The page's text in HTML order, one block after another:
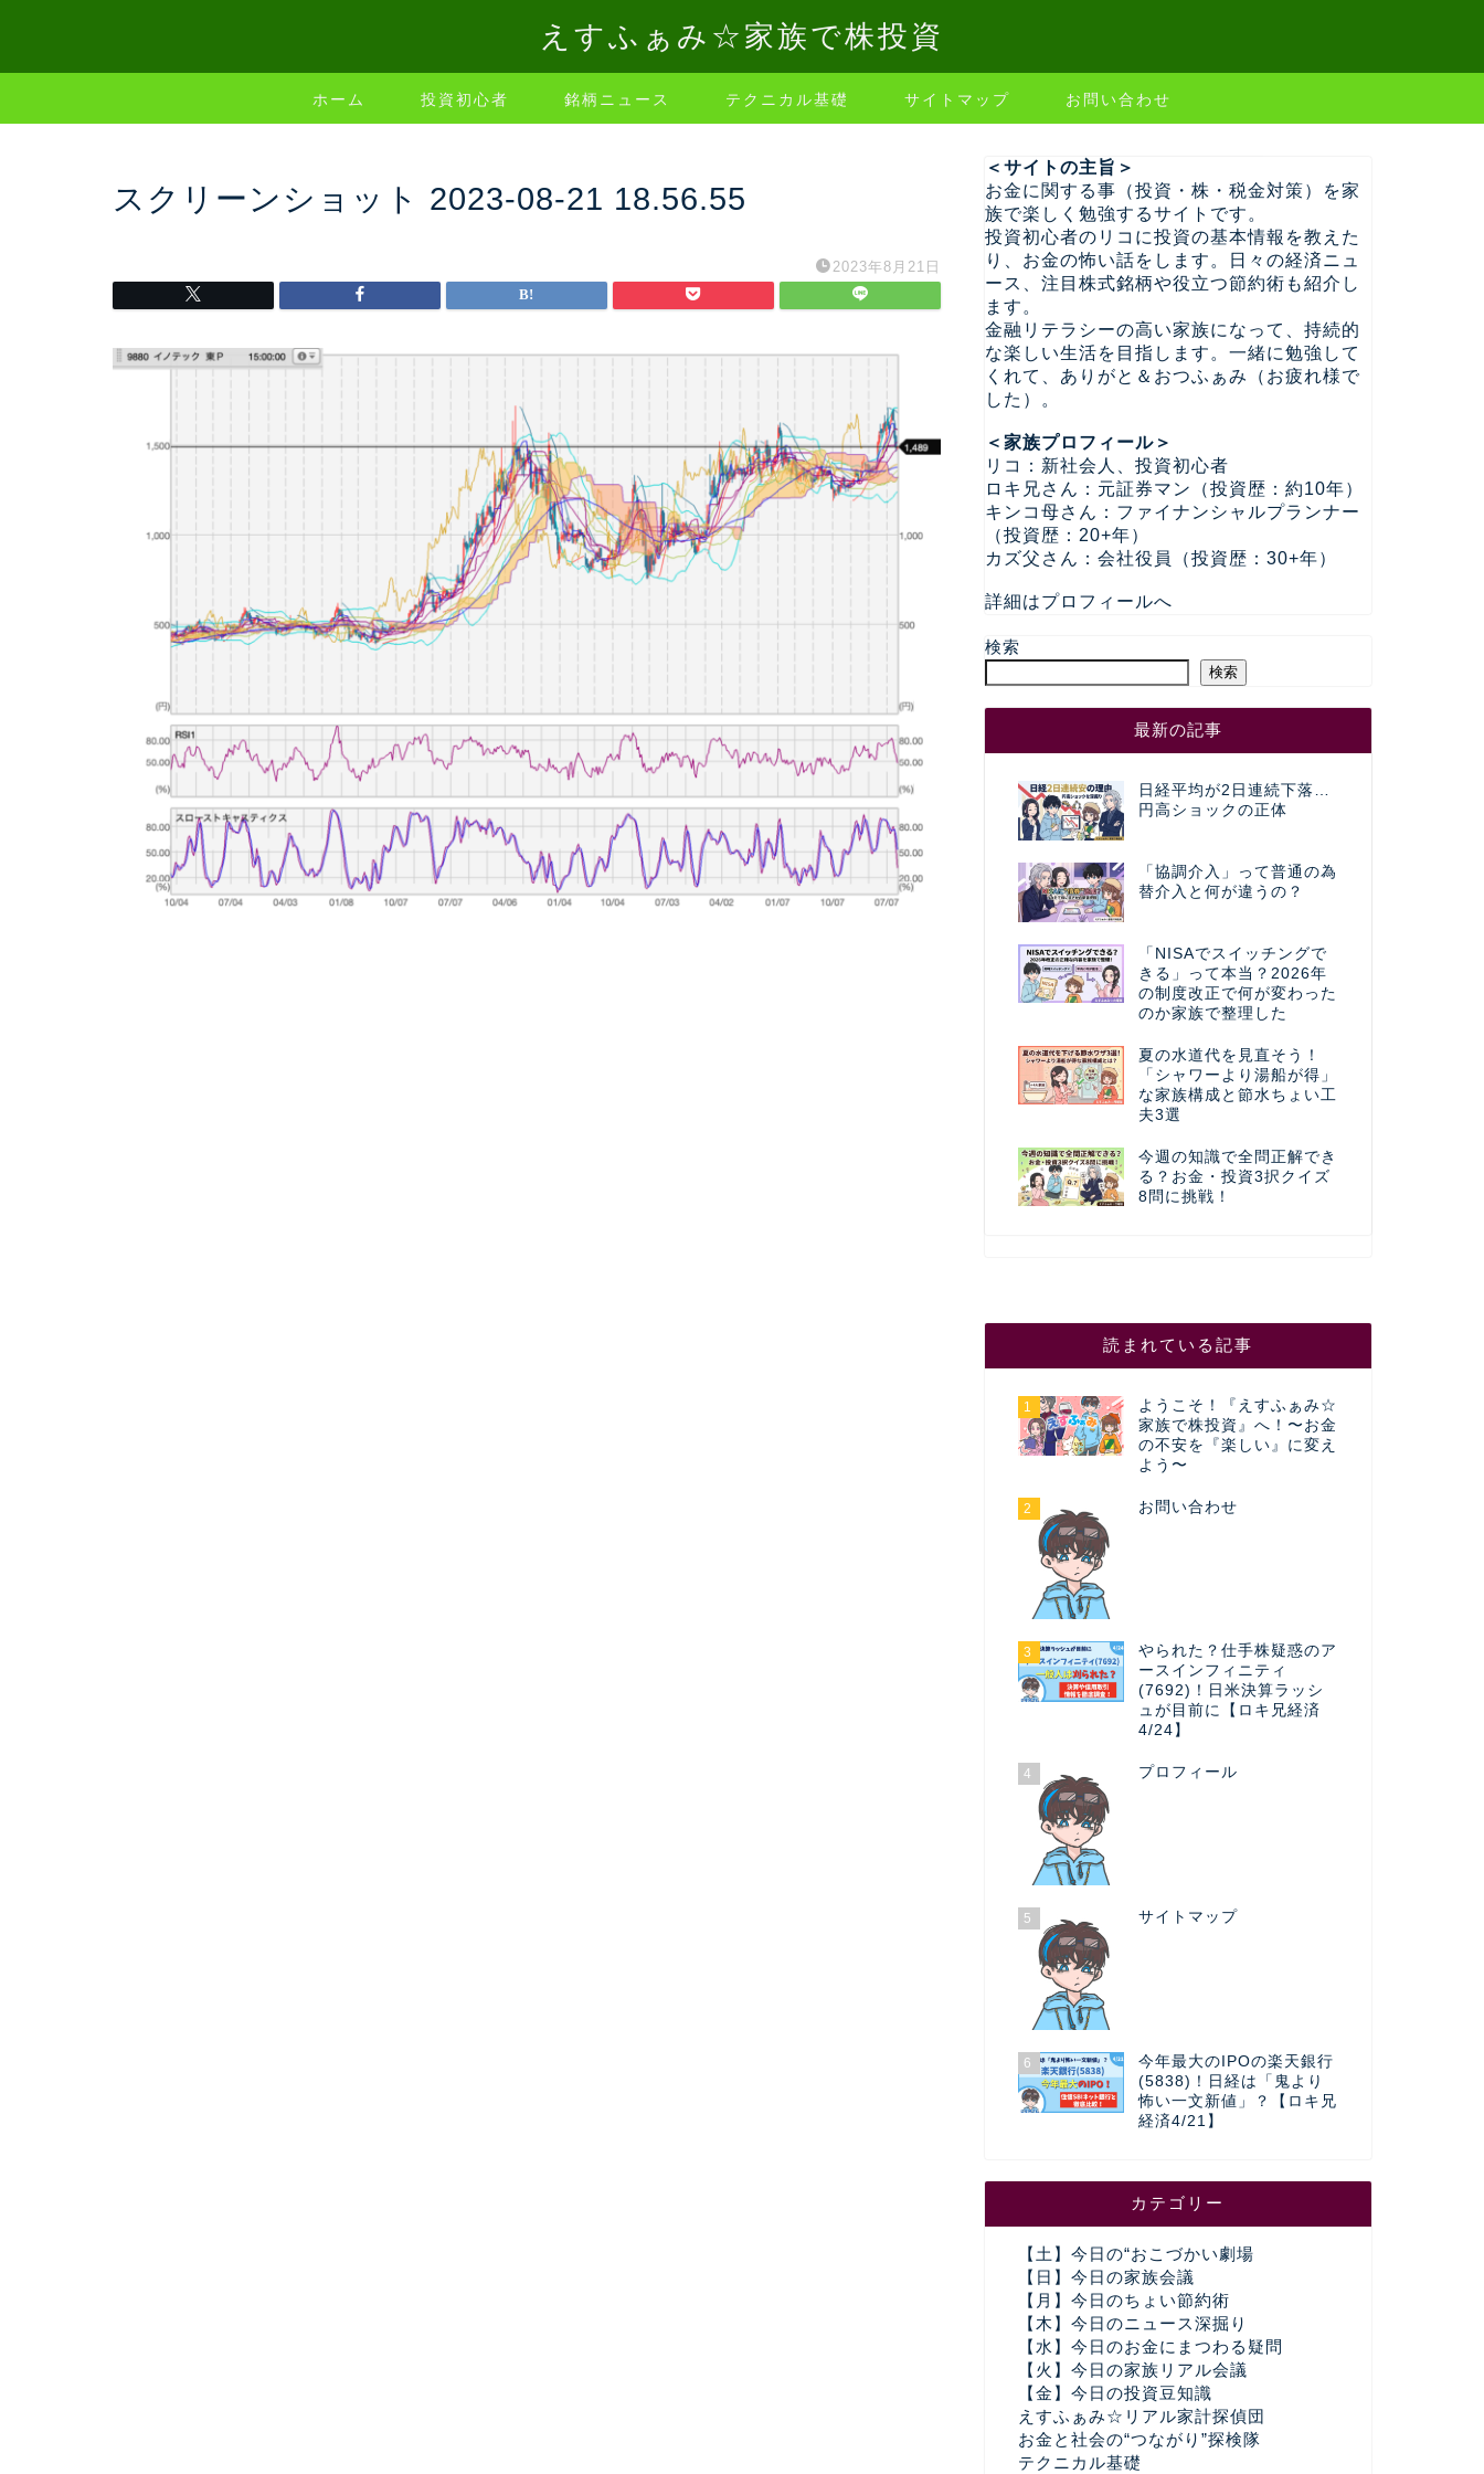
えすふぁみ☆家族で株投資
ホーム 投資初心者 銘柄ニュース テクニカル基礎 サイトマップ お問い合わせ
スクリーンショット 2023-08-21 18.56.55
2023年8月21日
＜サイトの主旨＞
お金に関する事（投資・株・税金対策）を家
族で楽しく勉強するサイトです。
投資初心者のリコに投資の基本情報を教えた
り、お金の怖い話をします。日々の経済ニュ
ース、注目株式銘柄や役立つ節約術も紹介し
ます。
金融リテラシーの高い家族になって、持続的
な楽しい生活を目指します。一緒に勉強して
くれて、ありがと＆おつふぁみ（お疲れ様で
した）。
＜家族プロフィール＞
リコ：新社会人、投資初心者
ロキ兄さん：元証券マン（投資歴：約10年）
キンコ母さん：ファイナンシャルプランナー
（投資歴：20+年）
カズ父さん：会社役員（投資歴：30+年）
詳細はプロフィールへ
検索
検索
最新の記事
日経平均が2日連続下落…
円高ショックの正体
「協調介入」って普通の為
替介入と何が違うの？
「NISAでスイッチングで
きる」って本当？2026年
の制度改正で何が変わった
のか家族で整理した
夏の水道代を見直そう！
「シャワーより湯船が得」
な家族構成と節水ちょい工
夫3選
今週の知識で全問正解でき
る？お金・投資3択クイズ
8問に挑戦！
読まれている記事
1
ようこそ！『えすふぁみ☆
家族で株投資』へ！〜お金
の不安を『楽しい』に変え
よう〜
2 お問い合わせ
3
やられた？仕手株疑惑のア
ースインフィニティ
(7692)！日米決算ラッシ
ュが目前に【ロキ兄経済
4/24】
4 プロフィール
5 サイトマップ
6
今年最大のIPOの楽天銀行
(5838)！日経は「鬼より
怖い一文新値」？【ロキ兄
経済4/21】
カテゴリー
【土】今日の“おこづかい劇場
【日】今日の家族会議
【月】今日のちょい節約術
【木】今日のニュース深掘り
【水】今日のお金にまつわる疑問
【火】今日の家族リアル会議
【金】今日の投資豆知識
えすふぁみ☆リアル家計探偵団
お金と社会の“つながり”探検隊
テクニカル基礎